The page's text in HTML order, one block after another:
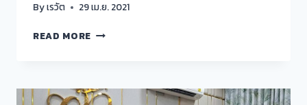
Byเรวัต 29 เม.ย. 2021
READ MORE การ
วิจัย